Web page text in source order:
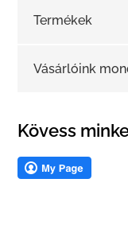
Termékek
Vásárlóink
Kövess